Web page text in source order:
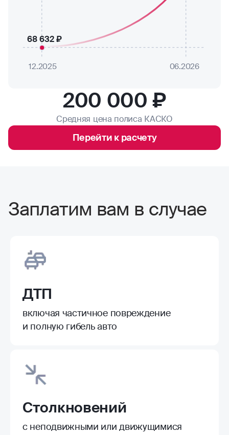
12.2025 06.2026
68 632 ₽
200 000 ₽
Средняя цена полиса КАСКО
Перейти к расчету
Заплатим вам в случае
ДТП
включая частичное повреждение
и полную гибель авто
Столкновений
с неподвижными или движущимися